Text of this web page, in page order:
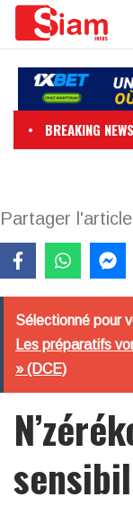
BREAKING NEWS
Partager l'article
Sélectionné pour
Les préparatifs
» (DCE)